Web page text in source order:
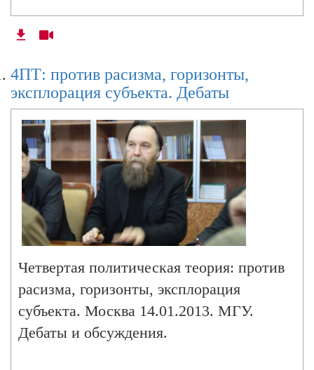
4ПТ: против расизма, горизонты,
эксплорация субъекта. Дебаты
Четвертая политическая теория: против
расизма, горизонты, эксплорация
субъекта. Москва 14.01.2013. МГУ.
Дебаты и обсуждения.